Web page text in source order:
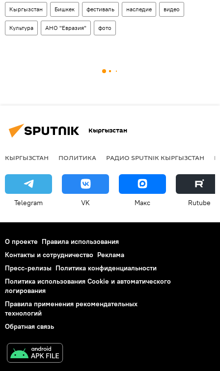
Кыргызстан Бишкек фестиваль наследие видео
Культура АНО "Евразия" фото
Кыргызстан
КЫРГЫЗСТАН ПОЛИТИКА РАДИО SPUTNIK КЫРГЫЗСТАН
Telegram VK Макс Rutube
О проекте Правила использования
Контакты и сотрудничество Реклама
Пресс-релизы Политика конфиденциальности
Политика использования Cookie и автоматического
логирования
Правила применения рекомендательных
технологий
Обратная связь